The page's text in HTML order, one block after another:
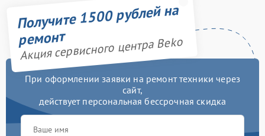
Получите 1500 рублей на
ремонт
Акция сервисного центра Beko
При оформлении заявки на ремонт техники через
сайт,
действует персональная бессрочная скидка